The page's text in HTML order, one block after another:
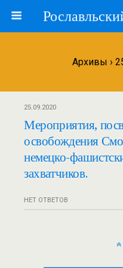
Архивы ›
25.09.2020
Мероприятия,
освобождения
немецко-
захватчиков.
НЕТ ОТВЕТОВ